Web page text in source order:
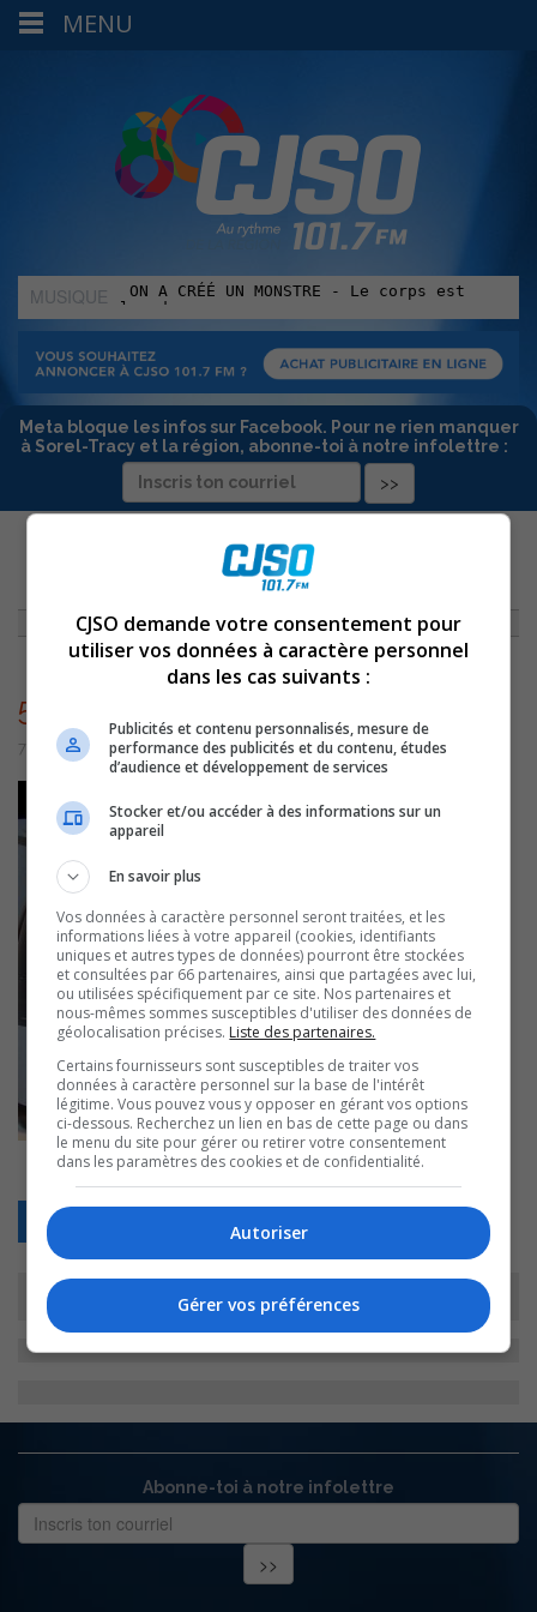
MUSIQUE
:
Meta bloque les infos sur Facebook. Pour ne rien manquer
à Sorel-Tracy et la région, abonne-toi à notre infolettre :
CHRONIQUE DU 19 NOVEMBRE 2010
5348
7 juillet 2016 | Par admin
Abonne-toi à notre infolettre
MENU
CJSO demande votre consentement pour
utiliser vos données à caractère personnel
dans les cas suivants :
Publicités et contenu personnalisés, mesure de
performance des publicités et du contenu, études
d’audience et développement de services
Stocker et/ou accéder à des informations sur un
appareil
En savoir plus
Vos données à caractère personnel seront traitées, et les
informations liées à votre appareil (cookies, identifiants
uniques et autres types de données) pourront être stockées
et consultées par 66 partenaires, ainsi que partagées avec lui,
ou utilisées spécifiquement par ce site. Nos partenaires et
nous-mêmes sommes susceptibles d'utiliser des données de
géolocalisation précises. Liste des partenaires.
Certains fournisseurs sont susceptibles de traiter vos
données à caractère personnel sur la base de l'intérêt
légitime. Vous pouvez vous y opposer en gérant vos options
ci-dessous. Recherchez un lien en bas de cette page ou dans
le menu du site pour gérer ou retirer votre consentement
dans les paramètres des cookies et de confidentialité.
Autoriser
Gérer vos préférences